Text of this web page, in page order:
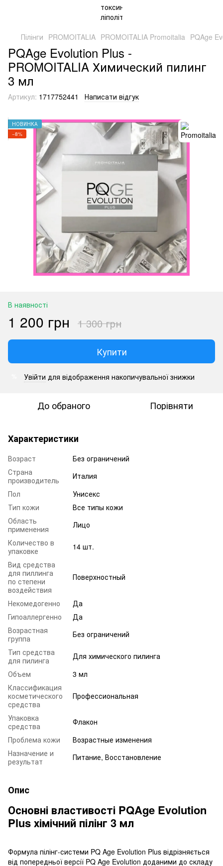
Пілінги PROMOITALIA PROMOITALIA Promoitalia PQAge
PQAge Evolution Plus -
PROMOITALIA Химический пилинг
3 мл
Артикул: 1717752441 Написати відгук
НОВИНКА
−8%
В наявності
1 200 грн 1 300 грн
Купити
Увійти для відображення накопичувальної знижки
До обраного Порівняти
Характеристики
Возраст
Без ограничений
Страна
производитель
Италия
Пол
Унисекс
Тип кожи
Все типы кожи
Область
применения
Лицо
Количество в
упаковке
14 шт.
Вид средства
для пиллинга
по степени
воздействия
Поверхностный
Некомедогенно
Да
Гипоаллергенно
Да
Возрастная
группа
Без ограничений
Тип средства
для пилинга
Для химического пилинга
Объем
3 мл
Классификация
косметического
средства
Профессиональная
Упаковка
средства
Флакон
Проблема кожи
Возрастные изменения
Назначение и
результат
Питание, Восстановление
Опис
Основні властивості PQAge Evolution
Plus хімічний пілінг 3 мл
Формула пілінг-системи PQ Age Evolution Plus відрізняється
від попередньої версії PQ Age Evolution доданими до складу